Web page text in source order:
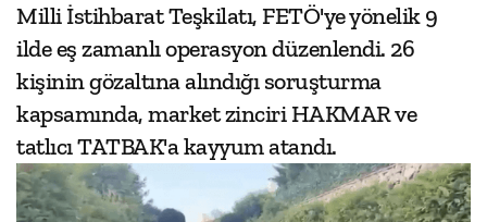
Milli İstihbarat Teşkilatı, FETÖ'ye yönelik 9
ilde eş zamanlı operasyon düzenlendi. 26
kişinin gözaltına alındığı soruşturma
kapsamında, market zinciri HAKMAR ve
tatlıcı TATBAK'a kayyum atandı.